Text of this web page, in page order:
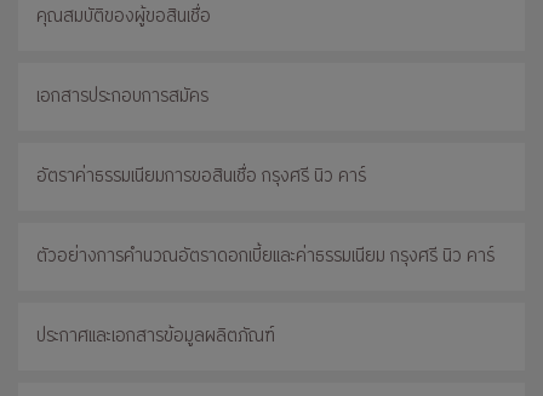
คุณสมบัติของผู้ขอสินเชื่อ
เอกสารประกอบการสมัคร
อัตราค่าธรรมเนียมการขอสินเชื่อ กรุงศรี นิว คาร์
ตัวอย่างการคำนวณอัตราดอกเบี้ยและค่าธรรมเนียม กรุงศรี นิว คาร์
ประกาศและเอกสารข้อมูลผลิตภัณฑ์